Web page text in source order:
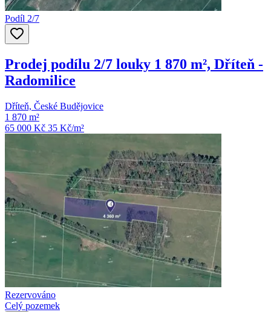
Podíl 2/7
Prodej podílu 2/7 louky 1 870 m², Dříteň -
Radomilice
Dříteň, České Budějovice
1 870 m²
65 000 Kč 35 Kč/m²
Rezervováno
Celý pozemek